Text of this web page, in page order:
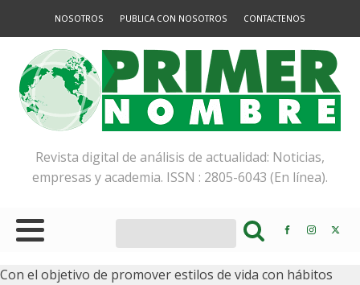
NOSOTROS PUBLICA CON NOSOTROS CONTACTENOS
Revista digital de análisis de actualidad: Noticias,
empresas y academia. ISSN : 2805-6043 (En línea).
Con el objetivo de promover estilos de vida con hábitos